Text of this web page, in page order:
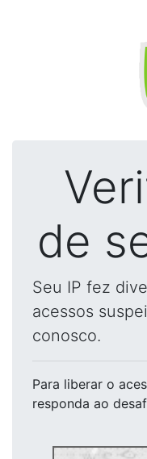
de
Seu IP fez
acessos
conosco.
Para liberar o
responda ao